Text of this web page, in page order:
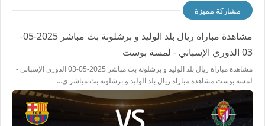
مشاركة مميزة
مشاهدة مباراة ريال بلد الوليد و برشلونة بث مباشر 2025-05-
03 الدوري الإسباني - لمسة بوست
مشاهدة مباراة ريال بلد الوليد و برشلونة بث مباشر 2025-05-03 الدوري الإسباني -
لمسة بوست مشاهدة مباراة ريال بلد الوليد و برشلونة بث مباشر ي…